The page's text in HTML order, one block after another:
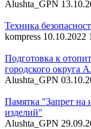
Alushta_GPN
Техника
kompress 10.10.2022 1
Подготовка к
городского округа
Alushta_GPN
Памятка "Запрет на
изделий"
Alushta_GPN